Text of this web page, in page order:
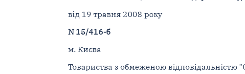
від 19 травня 2008 року
N 15/416-б
м. Києва
Товариства з обмеженою відповідальністю